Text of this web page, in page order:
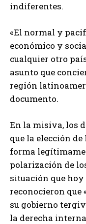
indiferentes.
«El normal y
económico y
cualquier otro
asunto que
región
documento.
En la misiva, los
que la elección
forma
polarización de
situación que hoy
reconocieron que
su gobierno
la derecha